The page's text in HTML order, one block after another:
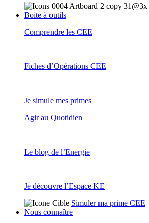
Boite à outils
Comprendre les CEE
Fiches d’Opérations CEE
Je simule mes primes
Agir au Quotidien
Le blog de l’Energie
Je découvre l’Espace KE
Simuler ma prime CEE
Nous connaître